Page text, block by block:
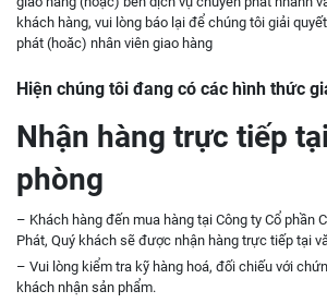
khách hàng, vui lòng báo lại để chúng tôi giải
phát (hoăc) nhân viên giao hàng
Hiện chúng tôi đang có các hình thức
Nhận hàng trực tiếp
phòng
– Khách hàng đến mua hàng tại Công ty Cổ phần
Phát, Quý khách sẽ được nhận hàng trực tiếp tại
– Vui lòng kiểm tra kỹ hàng hoá, đối chiếu với
khách nhận sản phẩm.